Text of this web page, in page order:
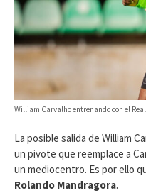
William Carvalho entrenando con el
La posible salida de William
un pivote que reemplace a
un mediocentro. Es por ello
Rolando Mandragora.